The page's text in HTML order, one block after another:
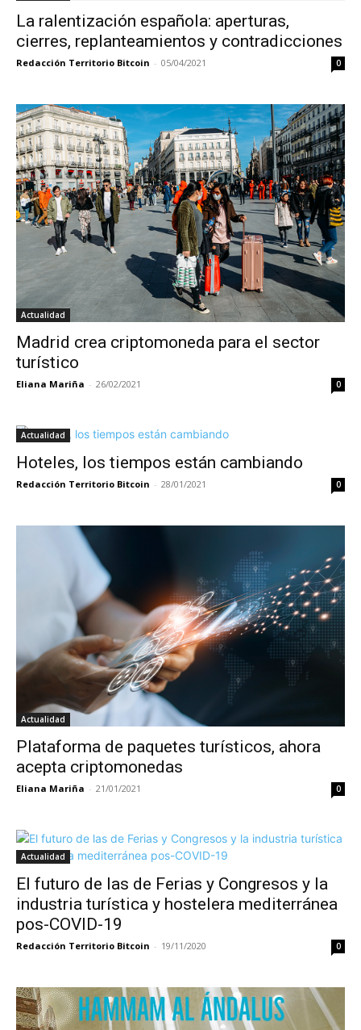
La ralentización española: aperturas,
cierres, replanteamientos y contradicciones
Redacción Territorio Bitcoin - 05/04/2021 0
Actualidad
Madrid crea criptomoneda para el sector
turístico
Eliana Mariña - 26/02/2021 0
Actualidad
Hoteles, los tiempos están cambiando
Redacción Territorio Bitcoin - 28/01/2021 0
Actualidad
Plataforma de paquetes turísticos, ahora
acepta criptomonedas
Eliana Mariña - 21/01/2021 0
Actualidad
El futuro de las de Ferias y Congresos y la
industria turística y hostelera mediterránea
pos-COVID-19
Redacción Territorio Bitcoin - 19/11/2020 0